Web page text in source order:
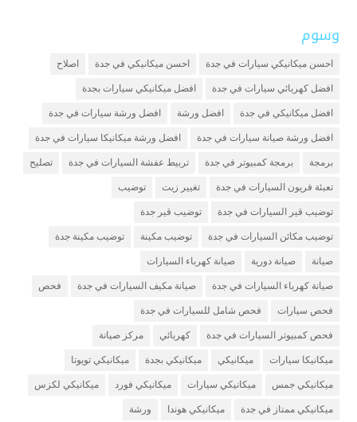
وسوم
احسن ميكانيكي سيارات في جدة احسن ميكانيكي في جدة اصلاح
افضل كهربائي سيارات في جدة افضل ميكانيكي سيارات بجدة
افضل ميكانيكي في جدة افضل ورشة افضل ورشة سيارات في جدة
افضل ورشة صيانة سيارات في جدة افضل ورشة ميكانيكا سيارات في جدة
برمجة برمجة كمبيوتر في جدة تربيط عفشة السيارات في جدة تصليح
تعبئة فريون السيارات في جدة تغيير زيت توضيب
توضيب قير السيارات في جدة توضيب قير جدة
توضيب مكائن السيارات في جدة توضيب مكينة توضيب مكينة جدة
صيانة صيانة دورية صيانة كهرباء السيارات
صيانة كهرباء السيارات في جدة صيانة مكيف السيارات في جدة فحص
فحص سيارات فحص شامل للسيارات في جدة
فحص كمبيوتر السيارات في جدة كهربائي مركز صيانة
ميكانيكا سيارات ميكانيكي ميكانيكي بجدة ميكانيكي تويوتا
ميكانيكي جمس ميكانيكي سيارات ميكانيكي فورد ميكانيكي لكزس
ميكانيكي ممتاز في جدة ميكانيكي هوندا ورشة